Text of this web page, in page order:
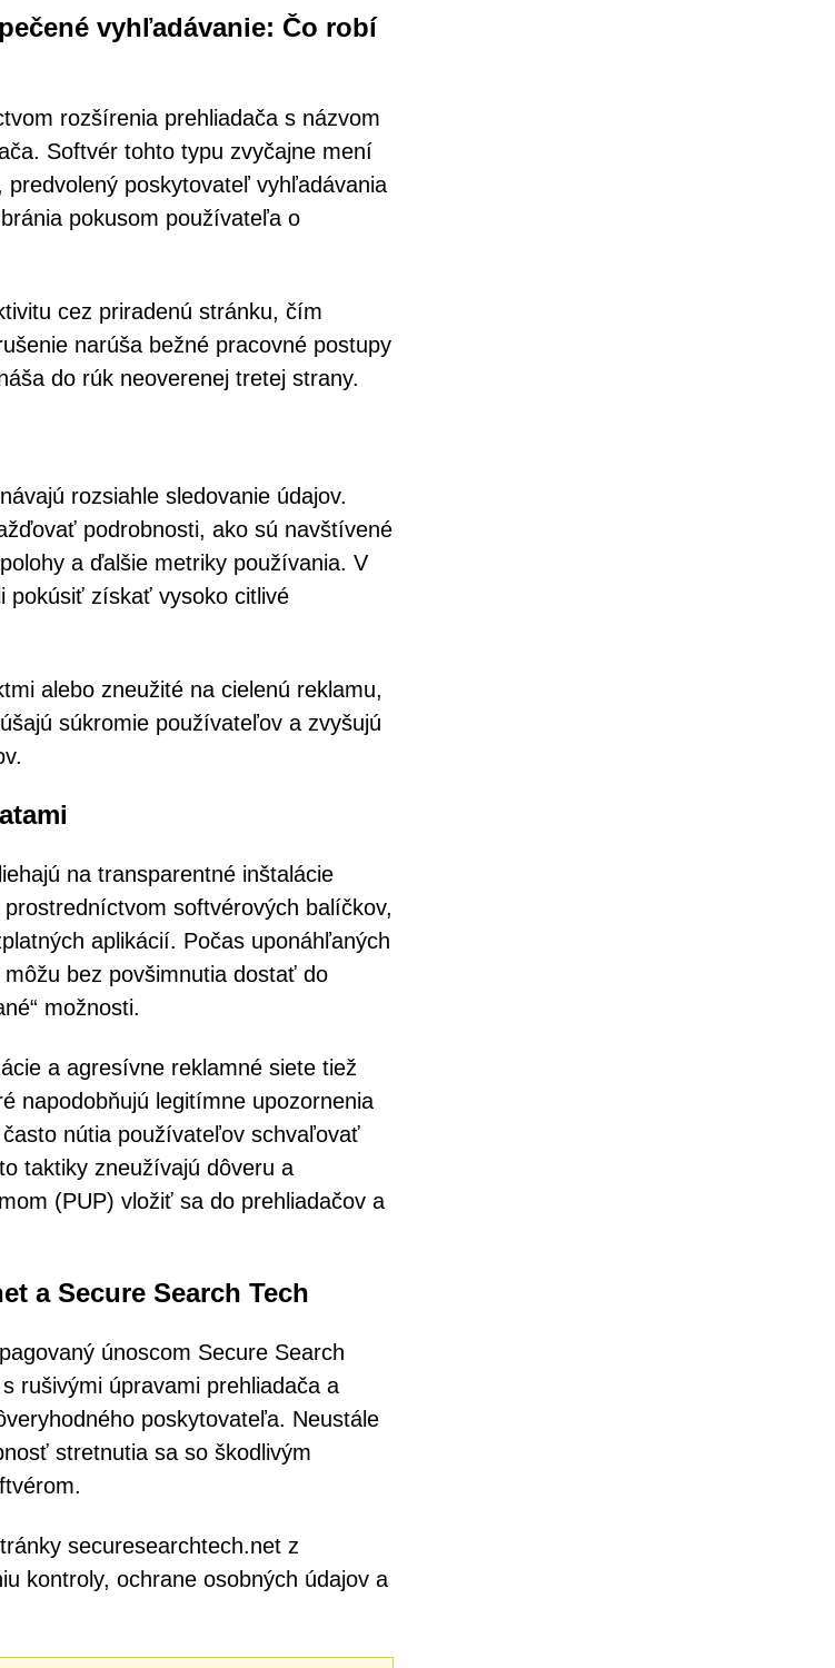
vyhľadávanie: Čo robí
rozšírenia prehliadača s názvom
Softvér tohto typu zvyčajne mení
poskytovateľ vyhľadávania
pokusom používateľa o
cez priradenú stránku, čím
narúša bežné pracovné postupy
do rúk neoverenej tretej strany.
rozsiahle sledovanie údajov.
podrobnosti, ako sú navštívené
a ďalšie metriky používania. V
pokúsiť získať vysoko citlivé
alebo zneužité na cielenú reklamu,
súkromie používateľov a zvyšujú
na transparentné inštalácie
softvérových balíčkov,
aplikácií. Počas uponáhľaných
bez povšimnutia dostať do
možnosti.
a agresívne reklamné siete tiež
napodobňujú legitímne upozornenia
nútia používateľov schvaľovať
taktiky zneužívajú dôveru a
(PUP) vložiť sa do prehliadačov a
a Secure Search Tech
únoscom Secure Search
rušivými úpravami prehliadača a
poskytovateľa. Neustále
stretnutia sa so škodlivým
securesearchtech.net z
kontroly, ochrane osobných údajov a